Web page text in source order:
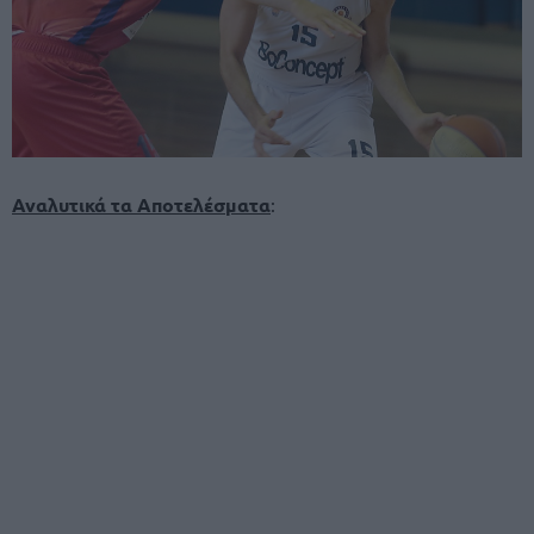
Αναλυτικά τα Αποτελέσματα: